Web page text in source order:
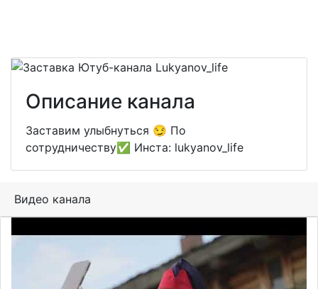
Описание канала
Заставим улыбнуться 😏 По
сотрудничеству✅ Инста: lukyanov_life
Видео канала